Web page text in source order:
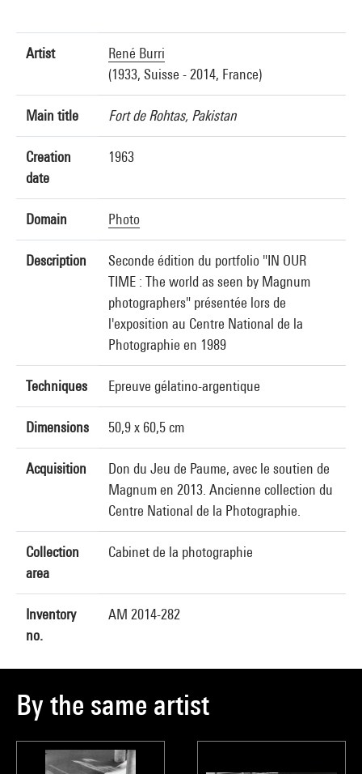
Artist
René Burri
(1933, Suisse - 2014, France)
Main title Fort de Rohtas, Pakistan
Creation
date
1963
Domain Photo
Description
Seconde édition du portfolio "IN OUR
TIME : The world as seen by Magnum
photographers" présentée lors de
l'exposition au Centre National de la
Photographie en 1989
Techniques Epreuve gélatino-argentique
Dimensions 50,9 x 60,5 cm
Acquisition
Don du Jeu de Paume, avec le soutien de
Magnum en 2013. Ancienne collection du
Centre National de la Photographie.
Collection
area
Cabinet de la photographie
Inventory
no.
AM 2014-282
By the same artist